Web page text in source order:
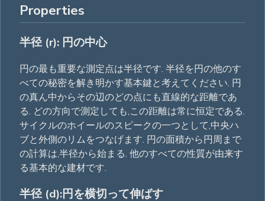
Properties
半径 (r): 円の中心
円の最も重要な測定点は半径です. 半径を円の他のす
べての秘密を解き明かす基本鍵と考えてください. 円
の真ん中からその辺のどの点にも直線的な距離であ
る. どの方向で測定しても,この距離は常に恒定である.
サイクルのホイールのスピークの一つとして,中央ハ
ブと外側のリムをつなげます. 円の面積から円周まで
の計算は,半径から始まる. 他のすべての性質が由来す
る基本的な建材です.
半径 (d):円を横切って伸ばす